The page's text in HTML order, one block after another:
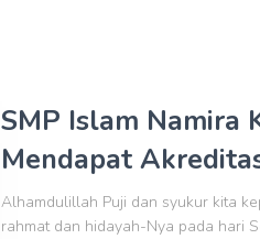
SMP Islam Namira
Mendapat
Alhamdulillah Puji dan syukur kita
rahmat dan hidayah-Nya pada hari